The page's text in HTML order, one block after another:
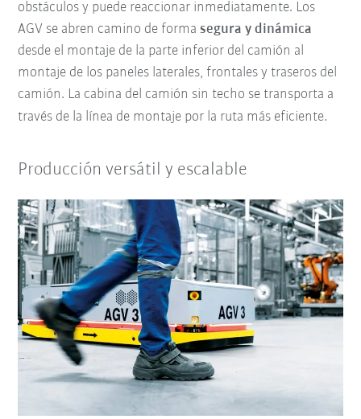
obstáculos y puede reaccionar inmediatamente. Los
AGV se abren camino de formasegura y dinámica
desde el montaje de la parte inferior del camión al
montaje de los paneles laterales, frontales y traseros del
camión. La cabina del camión sin techo se transporta a
través de la línea de montaje por la ruta más eficiente.
Producción versátil y escalable